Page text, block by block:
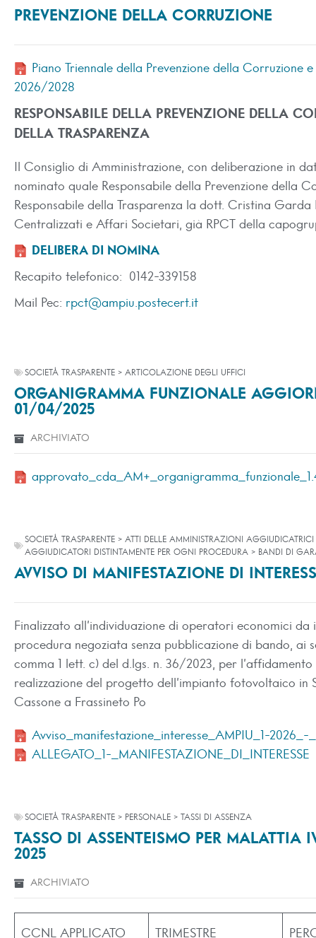
PREVENZIONE DELLA CORRUZIONE
Piano Triennale della Prevenzione della Corruzione
2026/2028
RESPONSABILE DELLA PREVENZIONE DELLA
DELLA TRASPARENZA
Il Consiglio di Amministrazione, con deliberazione in
nominato quale Responsabile della Prevenzione della
Responsabile della Trasparenza la dott. Cristina Garda
Centralizzati e Affari Societari, già RPCT della
DELIBERA DI NOMINA
Recapito telefonico: 0142-339158
Mail Pec: rpct@ampiu.postecert.it
SOCIETÀ TRASPARENTE > ARTICOLAZIONE DEGLI UFFICI
ORGANIGRAMMA FUNZIONALE
01/04/2025
ARCHIVIATO
SOCIETÀ TRASPARENTE > ATTI DELLE AMMINISTRAZIONI AGGIUDICATRICI
AGGIUDICATORI DISTINTAMENTE PER OGNI PROCEDURA > BANDI DI
AVVISO DI MANIFESTAZIONE DI
Finalizzato all’individuazione di operatori economici da
procedura negoziata senza pubblicazione di bando, ai
comma 1 lett. c) del d.lgs. n. 36/2023, per
realizzazione del progetto dell’impianto fotovoltaico in
Cassone a Frassineto Po
Avviso_manifestazione_interesse_AMPIU_1-2026_-
ALLEGATO_1-_MANIFESTAZIONE_DI_INTERESSE
SOCIETÀ TRASPARENTE > PERSONALE > TASSI DI ASSENZA
TASSO DI ASSENTEISMO PER MALATTIA
2025
ARCHIVIATO
CCNL APPLICATO TRIMESTRE